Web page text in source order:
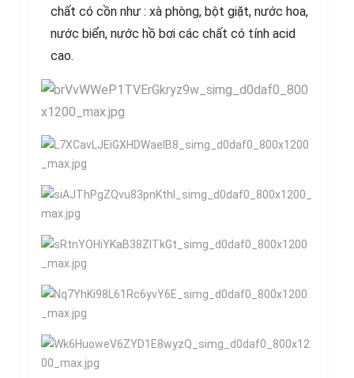
chất có cồn như : xà phòng, bột giặt, nước hoa,
nước biển, nước hồ bơi các chất có tính acid
cao.